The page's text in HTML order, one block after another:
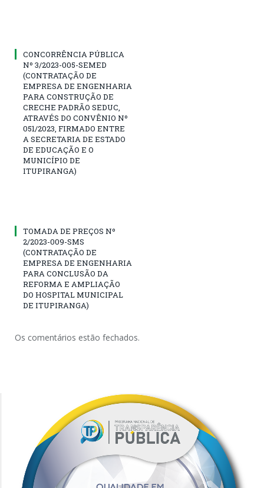
CONCORRÊNCIA PÚBLICA
Nº 3/2023-005-SEMED
(CONTRATAÇÃO DE
EMPRESA DE ENGENHARIA
PARA CONSTRUÇÃO DE
CRECHE PADRÃO SEDUC,
ATRAVÉS DO CONVÊNIO Nº
051/2023, FIRMADO ENTRE
A SECRETARIA DE ESTADO
DE EDUCAÇÃO E O
MUNICÍPIO DE
ITUPIRANGA)
TOMADA DE PREÇOS Nº
2/2023-009-SMS
(CONTRATAÇÃO DE
EMPRESA DE ENGENHARIA
PARA CONCLUSÃO DA
REFORMA E AMPLIAÇÃO
DO HOSPITAL MUNICIPAL
DE ITUPIRANGA)
Os comentários estão fechados.